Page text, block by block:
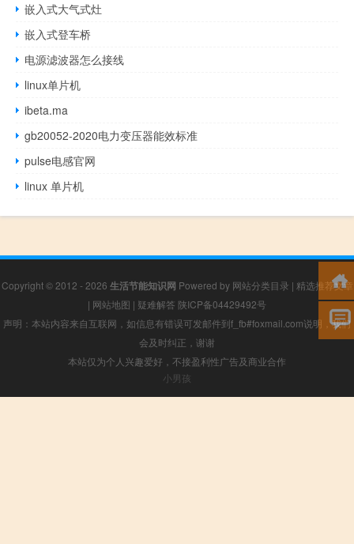
嵌入式大气式灶
嵌入式登车桥
电源滤波器怎么接线
linux单片机
ibeta.ma
gb20052-2020电力变压器能效标准
pulse电感官网
linux 单片机
Copyright © 2012 - 2026 生活节能知识网 Powered by 网站分类目录 | 精选推荐文章
| 网站地图 | 疑难解答 陕ICP备04429492号
声明：本站内容来自互联网，如信息有错误可发邮件到f_fb#foxmail.com说明，我们
会及时纠正，谢谢
本站仅为个人兴趣爱好，不接盈利性广告及商业合作
小男孩